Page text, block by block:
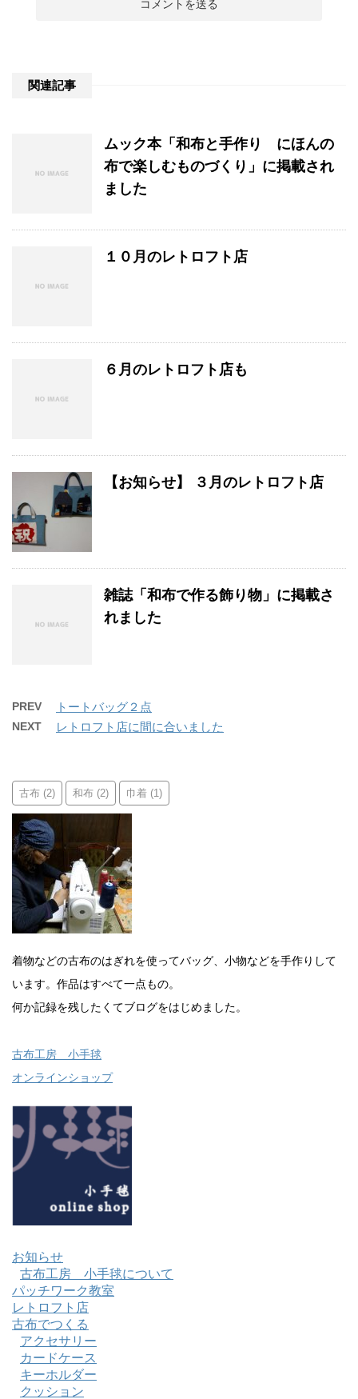
関連記事
ムック本「和布と手作り にほんの
布で楽しむものづくり」に掲載され
ました
１０月のレトロフト店
６月のレトロフト店も
【お知らせ】 ３月のレトロフト店
雑誌「和布で作る飾り物」に掲載さ
れました
PREV トートバッグ２点
NEXT レトロフト店に間に合いました
古布 (2) 和布 (2) 巾着 (1)
着物などの古布のはぎれを使ってバッグ、小物などを手作りして
います。作品はすべて一点もの。
何か記録を残したくてブログをはじめました。
古布工房 小手毬
オンラインショップ
お知らせ
古布工房 小手毬について
パッチワーク教室
レトロフト店
古布でつくる
アクセサリー
カードケース
キーホルダー
クッション